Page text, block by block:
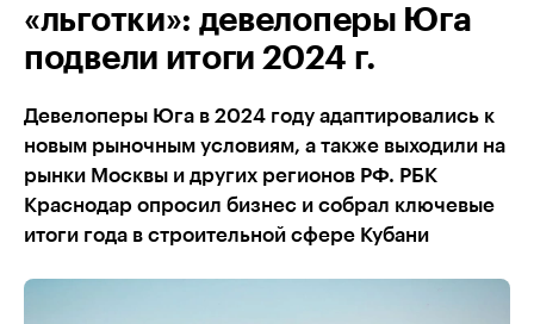
«льготки»: девелоперы Юга
подвели итоги 2024 г.
Девелоперы Юга в 2024 году адаптировались к
новым рыночным условиям, а также выходили на
рынки Москвы и других регионов РФ. РБК
Краснодар опросил бизнес и собрал ключевые
итоги года в строительной сфере Кубани